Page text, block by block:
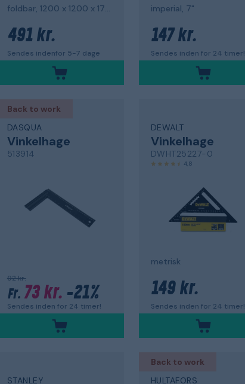
foldbar, 1200 x 1200 x 1720 mm
491 kr.
Sendes indenfor 5-7 dage
imperial, 7"
147 kr.
Sendes inden for 24 timer!
Back to work
DASQUA
Vinkelhage
513914
92 kr.
Fr. 73 kr.-21%
Sendes inden for 24 timer!
DEWALT
Vinkelhage
DWHT25227-0
4,8
metrisk
149 kr.
Sendes inden for 24 timer!
STANLEY
Back to work
HULTAFORS